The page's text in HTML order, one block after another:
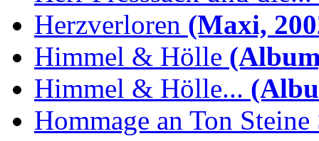
Herzverloren (Maxi,
Himmel & Hölle
Himmel & Hölle...
Hommage an Ton Steine